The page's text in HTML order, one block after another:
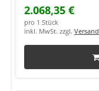
2.068,35 €
pro 1 Stück
inkl. MwSt. zzgl. Versand